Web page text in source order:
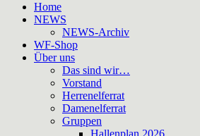
Home
NEWS
NEWS-Archiv
WF-Shop
Über uns
Das sind wir…
Vorstand
Herrenelferrat
Damenelferrat
Gruppen
Hallenplan 2026